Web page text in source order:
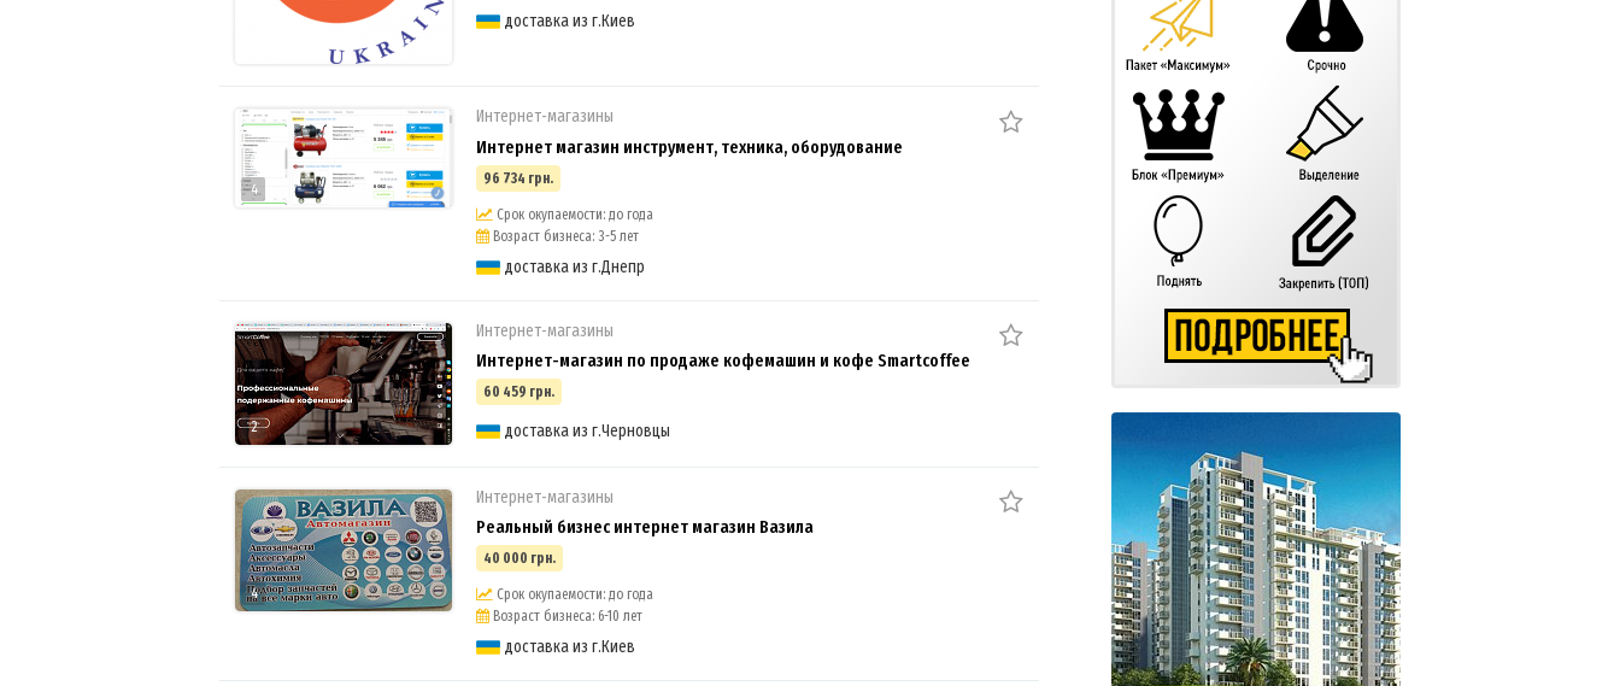
доставка из г.Киев
4
Интернет-магазины
Интернет магазин инструмент, техника, оборудование
96 734 грн.
Срок окупаемости: до года
Возраст бизнеса: 3-5 лет
доставка из г.Днепр
2
Интернет-магазины
Интернет-магазин по продаже кофемашин и кофе Smartcoffee
60 459 грн.
доставка из г.Черновцы
4
Интернет-магазины
Реальный бизнес интернет магазин Вазила
40 000 грн.
Срок окупаемости: до года
Возраст бизнеса: 6-10 лет
доставка из г.Киев